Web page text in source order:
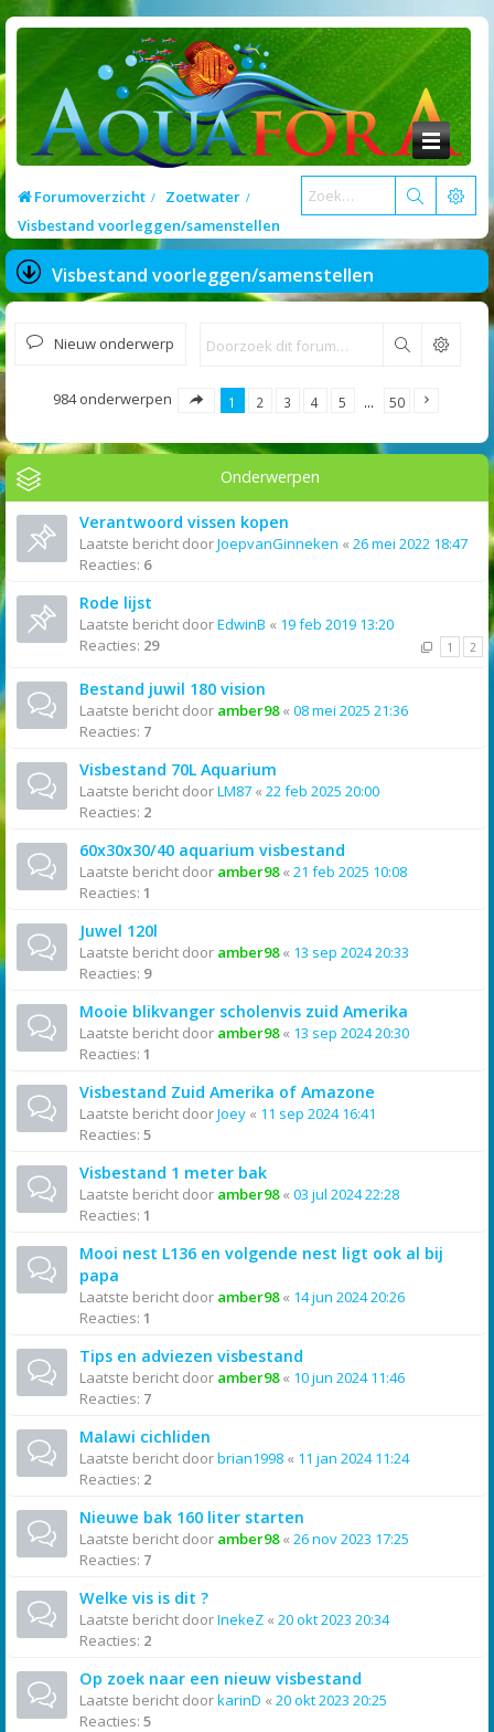
Forumoverzicht
Zoetwater
Visbestand voorleggen/samenstellen
Visbestand voorleggen/samenstellen
Nieuw onderwerp Zoek
984 onderwerpen 1 2 3 4 5 … 50
Onderwerpen
Verantwoord vissen kopen
Laatste bericht doorJoepvanGinneken « 26 mei 2022 18:47
Reacties: 6
Rode lijst
Laatste bericht doorEdwinB « 19 feb 2019 13:20
Reacties: 29 1 2
Bestand juwil 180 vision
Laatste bericht door amber98« 08 mei 2025 21:36
Reacties: 7
Visbestand 70L Aquarium
Laatste bericht doorLM87 « 22 feb 2025 20:00
Reacties: 2
60x30x30/40 aquarium visbestand
Laatste bericht door amber98« 21 feb 2025 10:08
Reacties: 1
Juwel 120l
Laatste bericht door amber98« 13 sep 2024 20:33
Reacties: 9
Mooie blikvanger scholenvis zuid Amerika
Laatste bericht door amber98« 13 sep 2024 20:30
Reacties: 1
Visbestand Zuid Amerika of Amazone
Laatste bericht doorJoey « 11 sep 2024 16:41
Reacties: 5
Visbestand 1 meter bak
Laatste bericht door amber98« 03 jul 2024 22:28
Reacties: 1
Mooi nest L136 en volgende nest ligt ook al bij
papa
Laatste bericht door amber98« 14 jun 2024 20:26
Reacties: 1
Tips en adviezen visbestand
Laatste bericht door amber98« 10 jun 2024 11:46
Reacties: 7
Malawi cichliden
Laatste bericht doorbrian1998 « 11 jan 2024 11:24
Reacties: 2
Nieuwe bak 160 liter starten
Laatste bericht door amber98« 26 nov 2023 17:25
Reacties: 7
Welke vis is dit ?
Laatste bericht doorInekeZ « 20 okt 2023 20:34
Reacties: 2
Op zoek naar een nieuw visbestand
Laatste bericht doorkarinD « 20 okt 2023 20:25
Reacties: 5